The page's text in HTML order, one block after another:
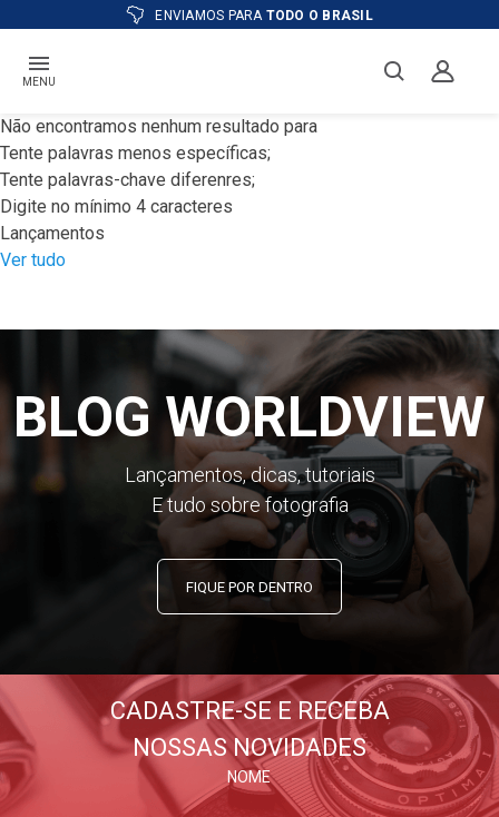
ENVIAMOS PARA TODO O BRASIL
MENU
Não encontramos nenhum resultado para
Tente palavras menos específicas;
Tente palavras-chave diferenres;
Digite no mínimo 4 caracteres
Lançamentos
Ver tudo
BLOG WORLDVIEW
Lançamentos, dicas, tutoriais
E tudo sobre fotografia
FIQUE POR DENTRO
CADASTRE-SE E RECEBA
NOSSAS NOVIDADES
NOME